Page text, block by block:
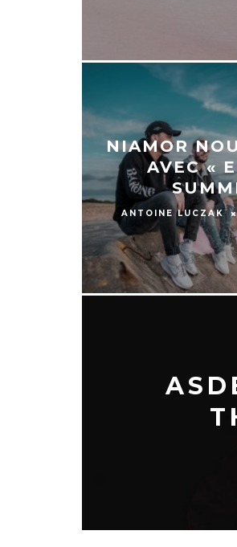
NIAMOR
AVEC «
ANTOINE LUCZAK